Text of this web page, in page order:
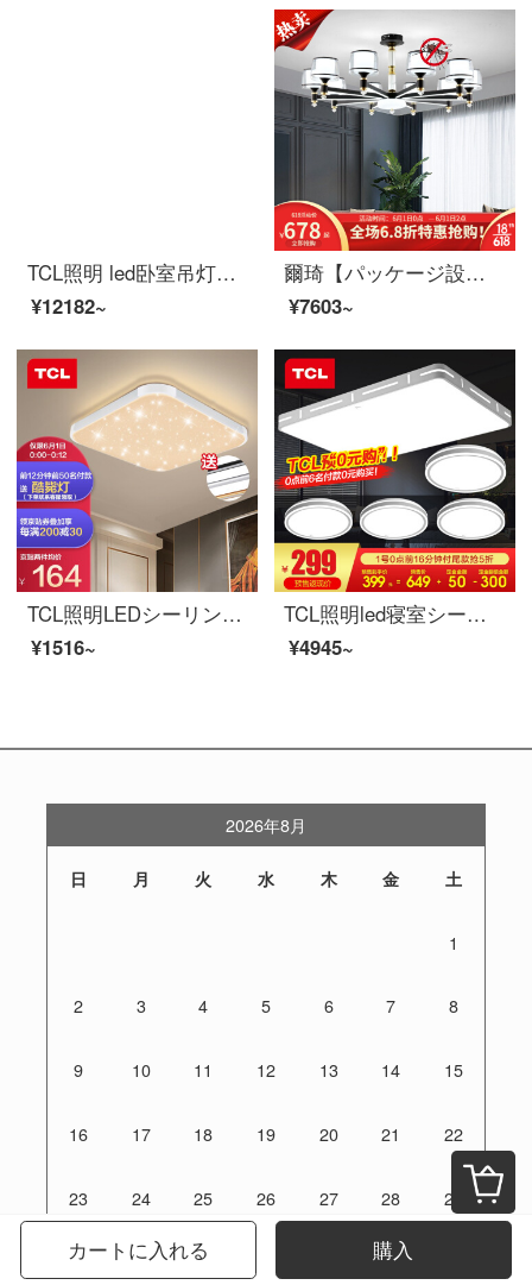
TCL照明 led卧室吊灯客厅灯环形后現代現代简约灯飾北欧风格黑金ランプ套餐 欧墨70W无极调光-三室两厅套餐A
¥12182~
爾琦【パッケージ設置】リビングランプ北欧ライト現代簡単で贅沢な大気家庭用ランプアーム発光2021新型ホールネットワーク赤lang 6602-10頭（三色調光）
¥7603~
TCL照明LEDシーリングライト居間灯寝室灯書斎灯ファッション方形部屋灯星48 W三段調光
¥1516~
TCL照明led寝室シーリングライト現代簡単客間書斎レストランライト北欧風イルミネーションLang初玉-客間72 W三色調光三室二室セットA
¥4945~
カートに入れる 購入
2026年8月
日 月 火 水 木 金 土
1
2 3 4 5 6 7 8
9 10 11 12 13 14 15
16 17 18 19 20 21 22
23 24 25 26 27 28 29
30 31